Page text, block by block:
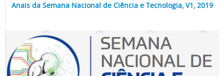
Anais da Semana Nacional de Ciência e Tecnologia, V1, 2019